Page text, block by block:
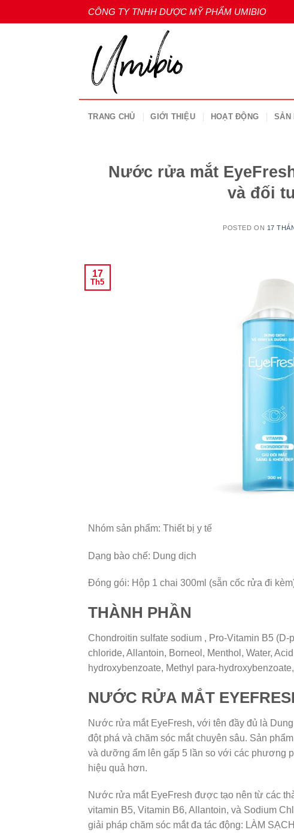
to
CÔNG TY TNHH DƯỢC MỸ PHẨM UMIBIO
TRANG CHỦ GIỚI THIỆU HOẠT ĐỘNG SẢN
Nước rửa mắt
và đối
POSTED ON 17
17
Th5
Nhóm sản phẩm: Thiết bị y tế
Dạng bào chế: Dung dịch
Đóng gói: Hộp 1 chai 300ml (sẵn cốc rửa đi
THÀNH PHẦN
Chondroitin sulfate sodium , Pro-Vitamin B5
chloride, Allantoin, Borneol, Menthol, Water,
hydroxybenzoate, Methyl para-
NƯỚC RỬA MẮT
Nước rửa mắt EyeFresh, với tên đầy đủ là
đột phá và chăm sóc mắt chuyên sâu. Sản
và dưỡng ẩm lên gấp 5 lần so với các phương
hiệu quả hơn.
Nước rửa mắt EyeFresh được tạo nên từ các
vitamin B5, Vitamin B6, Allantoin, và Sodium
giải pháp chăm sóc mắt đa tác động: LÀM